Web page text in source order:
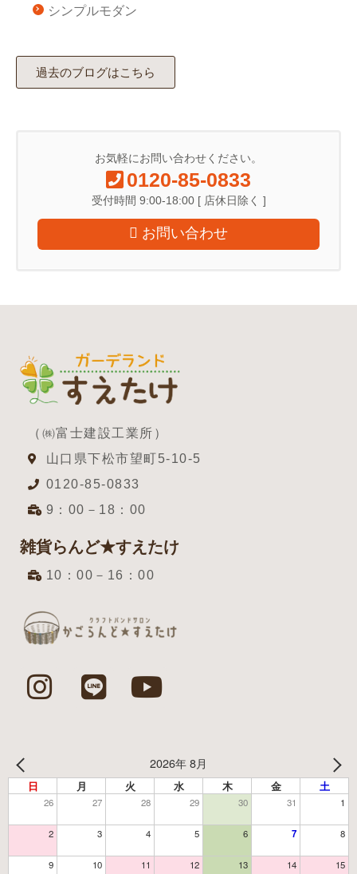
シンプルモダン
過去のブログはこちら
お気軽にお問い合わせください。
0120-85-0833
受付時間 9:00-18:00 [ 店休日除く ]
お問い合わせ
（㈱富士建設工業所）
山口県下松市望町5-10-5
0120-85-0833
9：00－18：00
雑貨らんど★すえたけ
10：00－16：00
2026年 8月
日 月 火 水 木 金 土
26 27 28 29 30 31 1
2 3 4 5 6 7 8
9 10 11 12 13 14 15